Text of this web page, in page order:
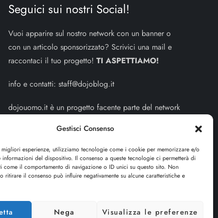
Gestisci Consenso
esperienze, utilizziamo tecnologie come i cookie per memorizzare e/o
informazioni del dispositivo. Il consenso a queste tecnologie ci permetterà di
come il comportamento di navigazione o ID unici su questo sito. Non
ritirare il consenso può influire negativamente su alcune caratteristiche e
Nega Visualizza le preferenze
Seguici sui nostri Social!
Vuoi apparire sul nostro network con un banner o
con un articolo sponsorizzato? Scrivici una mail e
raccontaci il tuo progetto!TI ASPETTIAMO!
info e contatti:staff@dojoblog.it
dojouomo.it è un progetto facente parte del network
sede legale in Via delle Sirene 34 - Roma - P.iva:
IT13402731007
Sitemap-Privacy Policy-Cookie Policy
Cerca